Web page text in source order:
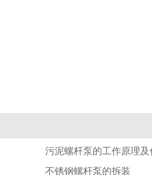
污泥螺杆泵的工作原理及
不锈钢螺杆泵的拆装